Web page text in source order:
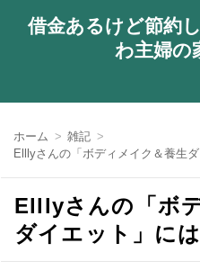
借金あるけど節約
わ主婦の
ホーム
雑記
Elllyさんの「ボディメイク＆養生
Elllyさんの「ボ
ダイエット」に